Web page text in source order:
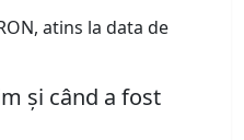
atins la data de
și când a fost